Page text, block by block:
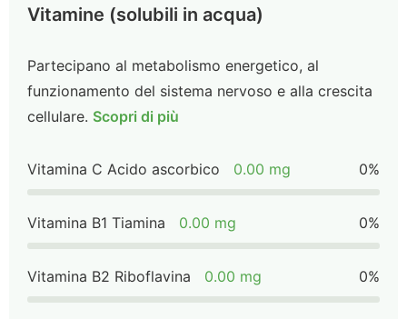
Vitamine (solubili in acqua)
Partecipano al metabolismo energetico, al
funzionamento del sistema nervoso e alla crescita
cellulare. Scopri di più
Vitamina C Acido ascorbico 0.00 mg 0%
Vitamina B1 Tiamina 0.00 mg 0%
Vitamina B2 Riboflavina 0.00 mg 0%